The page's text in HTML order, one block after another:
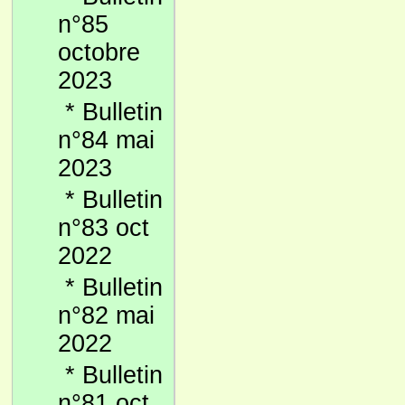
n°85
octobre
2023
* Bulletin
n°84 mai
2023
* Bulletin
n°83 oct
2022
* Bulletin
n°82 mai
2022
* Bulletin